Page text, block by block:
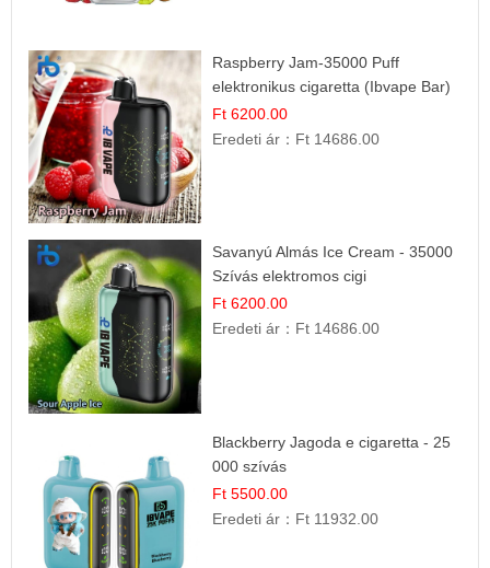
Raspberry Jam-35000 Puff
elektronikus cigaretta (Ibvape Bar)
Ft 6200.00
Eredeti ár： Ft 14686.00
Savanyú Almás Ice Cream - 35000
Szívás elektromos cigi
Ft 6200.00
Eredeti ár： Ft 14686.00
Blackberry Jagoda e cigaretta - 25
000 szívás
Ft 5500.00
Eredeti ár： Ft 11932.00